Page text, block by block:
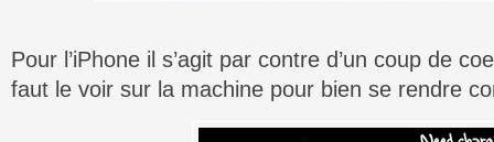
Pour l’iPhone il s’agit par contre d’un coup de
faut le voir sur la machine pour bien se rendre